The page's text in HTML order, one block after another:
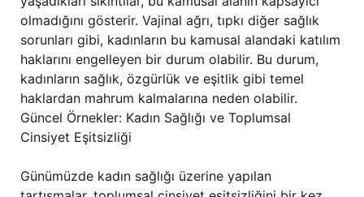
olmadığını gösterir. Vajinal ağrı, tıpkı diğer sağlık
sorunları gibi, kadınların bu kamusal alandaki katılım
haklarını engelleyen bir durum olabilir. Bu durum,
kadınların sağlık, özgürlük ve eşitlik gibi temel
haklardan mahrum kalmalarına neden olabilir.
Güncel Örnekler: Kadın Sağlığı ve Toplumsal
Cinsiyet Eşitsizliği
Günümüzde kadın sağlığı üzerine yapılan